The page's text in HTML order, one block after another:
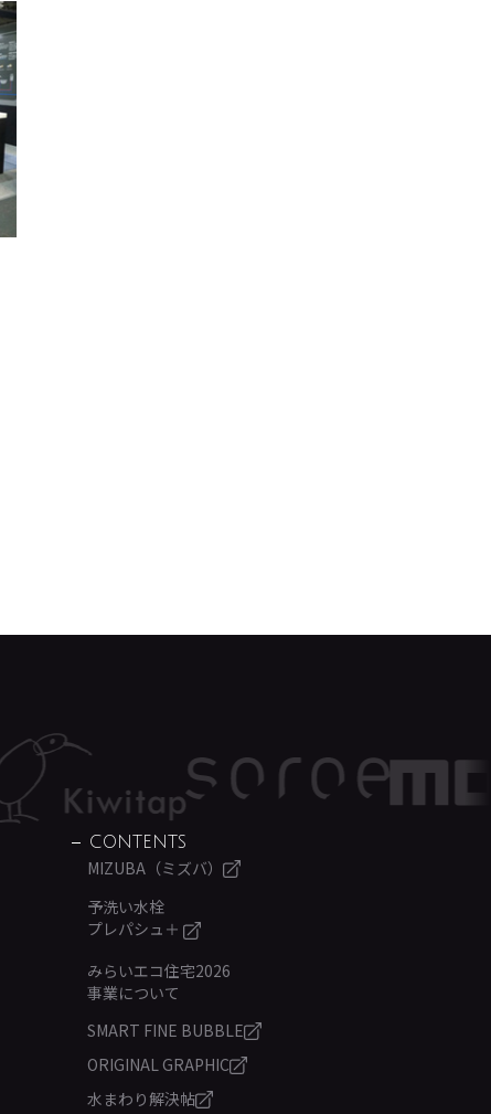
CONTENTS
MIZUBA（ミズバ）
予洗い水栓
プレパシュ＋
みらいエコ住宅2026
事業について
SMART FINE BUBBLE
ORIGINAL GRAPHIC
水まわり解決帖